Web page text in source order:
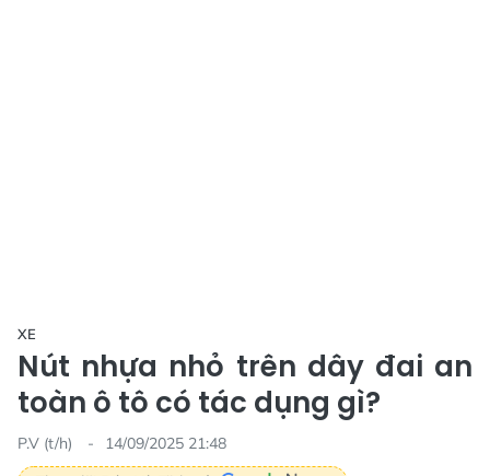
XE
Nút nhựa nhỏ trên dây đai an
toàn ô tô có tác dụng gì?
P.V (t/h)
14/09/2025 21:48